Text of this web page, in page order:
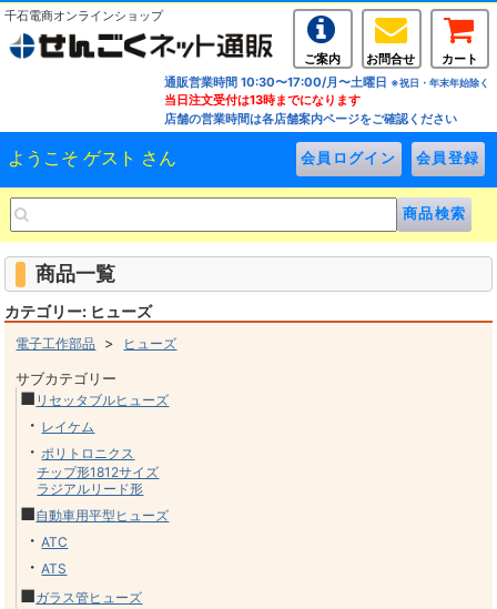
千石電商オンラインショップ
ご案内 お問合せ
カート
通販営業時間 10:30〜17:00/月〜土曜日 ※祝日・年末年始除く
当日注文受付は13時までになります
店舗の営業時間は各店舗案内ページをご確認ください
ようこそ ゲスト さん
商品一覧
カテゴリー: ヒューズ
電子工作部品 > ヒューズ
サブカテゴリー
■ リセッタブルヒューズ
・ レイケム
・ポリトロニクス
チップ形1812サイズ
ラジアルリード形
■自動車用平型ヒューズ
・ATC
・ATS
■ガラス管ヒューズ